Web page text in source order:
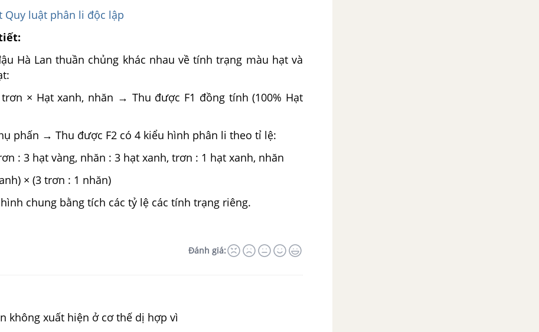
Quy luật phân li độc lập
Hà Lan thuần chủng khác nhau về tính trạng màu hạt và
trơn × Hạt xanh, nhăn → Thu được F1 đồng tính (100% Hạt
phấn → Thu được F2 có 4 kiểu hình phân li theo tỉ lệ:
: 3 hạt vàng, nhăn : 3 hạt xanh, trơn : 1 hạt xanh, nhăn
× (3 trơn : 1 nhăn)
chung bằng tích các tỷ lệ các tính trạng riêng.
Đánh giá:
không xuất hiện ở cơ thế dị hợp vì